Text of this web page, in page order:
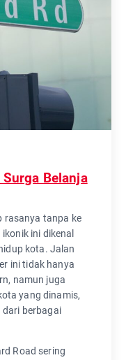
Belanja
rasanya tanpa ke
ini dikenal
kota. Jalan
ini tidak hanya
namun juga
yang dinamis,
berbagai
Road sering